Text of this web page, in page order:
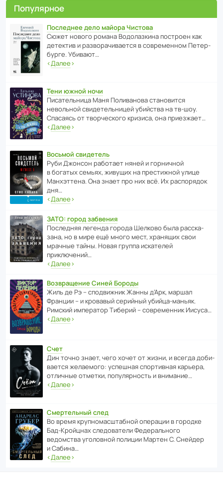
Популярное
Последнее дело майора Чистова
Сюжет нового романа Водо­ла­з­кина пост­роен как
дете­ктив и разво­ра­чи­ва­ется в совре­менном Пете­р­
бурге. Убивают…
‹Далее›
Тени южной ночи
Писа­тель­ница Маня Поли­ва­нова стано­вится
невольной свиде­тель­ницей убийства на тв-шоу.
Спасаясь от твор­че­с­кого кризиса, она приезжает…
‹Далее›
Восьмой свидетель
Руби Джонсон рабо­тает няней и горни­чной
в богатых семьях, живущих на прес­ти­жной улице
Манх­эт­тена. Она знает про них всё. Их распо­рядок
дня…
‹Далее›
ЗАТО: город забвения
После­дняя легенда города Шелково была расска­
зана, но в мире ещё много мест, хранящих свои
мрачные тайны. Новая группа иска­телей
приключений…
‹Далее›
Возвращение Синей Бороды
Жиль де Рэ – спод­ви­жник Жанны д’Арк, маршал
Франции – и кровавый серийный убийца-маньяк.
Римский импе­ратор Тиберий – совре­менник Иисуса…
‹Далее›
Счет
Дин точно знает, чего хочет от жизни, и всегда доби­
ва­ется жела­е­мого: успе­шная спор­ти­вная карьера,
отли­чные отметки, попу­ля­р­ность и внимание…
‹Далее›
Смертельный след
Во время круп­но­мас­ш­та­бной операции в городке
Бад‑Крой­цнах следо­ва­тели Феде­раль­ного
ведомства уголо­вной полиции Мартен С. Снейдер
и Сабина…
‹Далее›